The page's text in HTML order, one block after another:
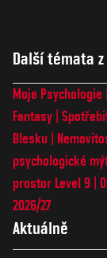
Další témata
Moje Psychologie
Fantasy
Blesku
psychologické
prostor Level 9
2026/27
Aktuálně